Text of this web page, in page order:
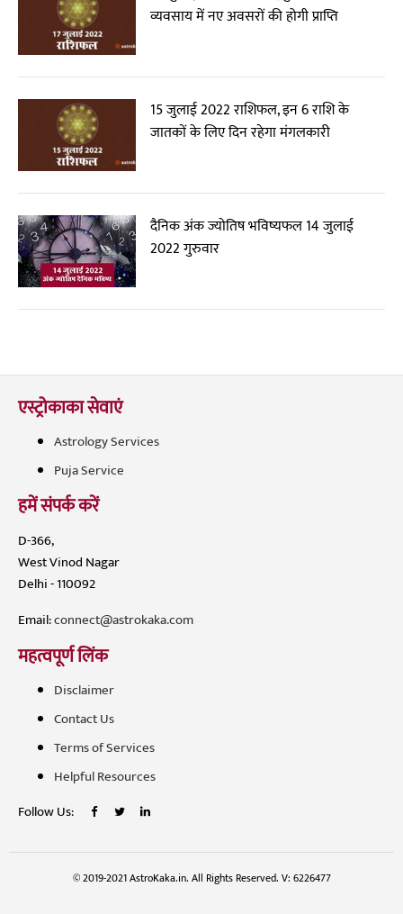
व्यवसाय में नए अवसरों की होगी प्राप्ति
15 जुलाई 2022 राशिफल, इन 6 राशि के
जातकों के लिए दिन रहेगा मंगलकारी
दैनिक अंक ज्योतिष भविष्यफल 14 जुलाई
2022 गुरुवार
एस्ट्रोकाका सेवाएं
Astrology Services
Puja Service
हमें संपर्क करें
D-366,
West Vinod Nagar
Delhi - 110092
Email:connect@astrokaka.com
महत्वपूर्ण लिंक
Disclaimer
Contact Us
Terms of Services
Helpful Resources
Follow Us:
© 2019-2021 AstroKaka.in. All Rights Reserved. V: 6226477